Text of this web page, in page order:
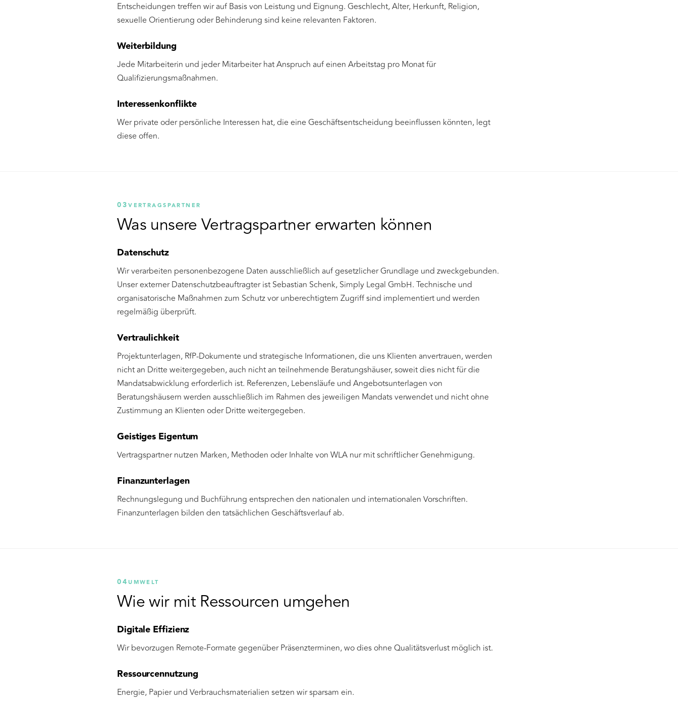
Entscheidungen treffen wir auf Basis von Leistung und Eignung. Geschlecht, Alter, Herkunft, Religion,
sexuelle Orientierung oder Behinderung sind keine relevanten Faktoren.
Weiterbildung
Jede Mitarbeiterin und jeder Mitarbeiter hat Anspruch auf einen Arbeitstag pro Monat für
Qualifizierungsmaßnahmen.
Interessenkonflikte
Wer private oder persönliche Interessen hat, die eine Geschäftsentscheidung beeinflussen könnten, legt
diese offen.
03VERTRAGSPARTNER
Was unsere Vertragspartner erwarten können
Datenschutz
Wir verarbeiten personenbezogene Daten ausschließlich auf gesetzlicher Grundlage und zweckgebunden.
Unser externer Datenschutzbeauftragter ist Sebastian Schenk, Simply Legal GmbH. Technische und
organisatorische Maßnahmen zum Schutz vor unberechtigtem Zugriff sind implementiert und werden
regelmäßig überprüft.
Vertraulichkeit
Projektunterlagen, RfP-Dokumente und strategische Informationen, die uns Klienten anvertrauen, werden
nicht an Dritte weitergegeben, auch nicht an teilnehmende Beratungshäuser, soweit dies nicht für die
Mandatsabwicklung erforderlich ist. Referenzen, Lebensläufe und Angebotsunterlagen von
Beratungshäusern werden ausschließlich im Rahmen des jeweiligen Mandats verwendet und nicht ohne
Zustimmung an Klienten oder Dritte weitergegeben.
Geistiges Eigentum
Vertragspartner nutzen Marken, Methoden oder Inhalte von WLA nur mit schriftlicher Genehmigung.
Finanzunterlagen
Rechnungslegung und Buchführung entsprechen den nationalen und internationalen Vorschriften.
Finanzunterlagen bilden den tatsächlichen Geschäftsverlauf ab.
04UMWELT
Wie wir mit Ressourcen umgehen
Digitale Effizienz
Wir bevorzugen Remote-Formate gegenüber Präsenzterminen, wo dies ohne Qualitätsverlust möglich ist.
Ressourcennutzung
Energie, Papier und Verbrauchsmaterialien setzen wir sparsam ein.